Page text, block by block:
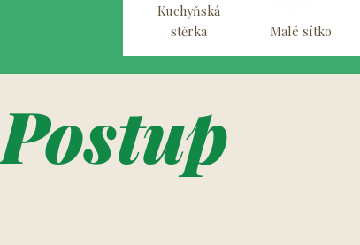
Kuchyňská
stěrka
Malé sítko
Postup